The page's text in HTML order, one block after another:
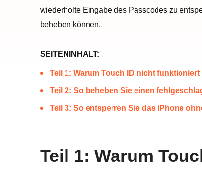
wiederholte Eingabe des Passcodes zu
beheben können.
SEITENINHALT:
Teil 1: Warum Touch ID nicht funktioniert
Teil 2: So beheben Sie einen
Teil 3: So entsperren Sie das iPhone
Teil 1: Warum